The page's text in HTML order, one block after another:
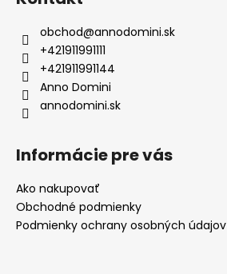
obchod@annodomini.sk
+421911991111
+421911991144
Anno Domini
annodomini.sk
Informácie pre vás
Ako nakupovať
Obchodné podmienky
Podmienky ochrany osobných údajov